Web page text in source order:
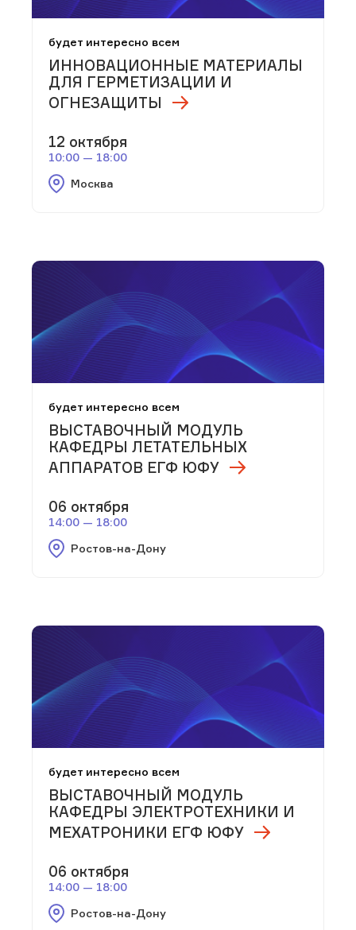
будет интересно всем
ИННОВАЦИОННЫЕ МАТЕРИАЛЫ
ДЛЯ ГЕРМЕТИЗАЦИИ И
ОГНЕЗАЩИТЫ
12 октября
10:00 — 18:00
Москва
будет интересно всем
ВЫСТАВОЧНЫЙ МОДУЛЬ
КАФЕДРЫ ЛЕТАТЕЛЬНЫХ
АППАРАТОВ ЕГФ ЮФУ
06 октября
14:00 — 18:00
Ростов-на-Дону
будет интересно всем
ВЫСТАВОЧНЫЙ МОДУЛЬ
КАФЕДРЫ ЭЛЕКТРОТЕХНИКИ И
МЕХАТРОНИКИ ЕГФ ЮФУ
06 октября
14:00 — 18:00
Ростов-на-Дону